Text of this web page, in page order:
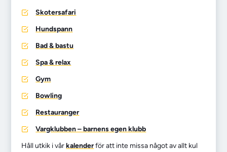
Skotersafari
Hundspann
Bad & bastu
Spa & relax
Gym
Bowling
Restauranger
Vargklubben – barnens egen klubb
Håll utkik i vårkalenderför att inte missa något av allt kul